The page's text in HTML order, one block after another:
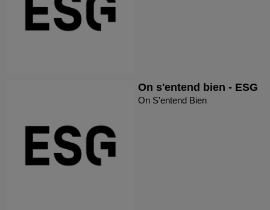
On s'entend bien - ESG
On S'entend Bien